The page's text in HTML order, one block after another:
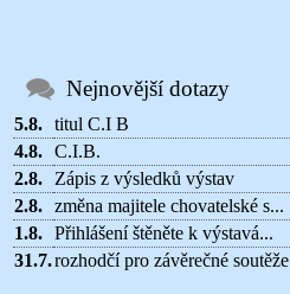
Nejnovější dotazy
5.8. titul C.I B
4.8. C.I.B.
2.8.
Zápis z výsledků výstav
2.8. změna majitele chovatelské s...
1.8. Přihlášení štěněte k výstavá...
31.7.rozhodčí pro závěrečné soutěže